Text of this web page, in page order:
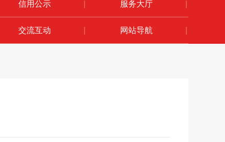
信用公示 服务大厅
交流互动 网站导航